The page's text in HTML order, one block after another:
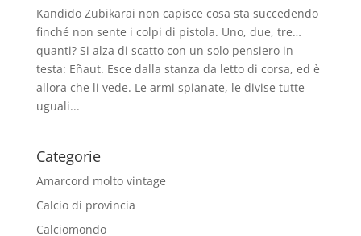
Kandido Zubikarai non capisce cosa sta succedendo
finché non sente i colpi di pistola. Uno, due, tre…
quanti? Si alza di scatto con un solo pensiero in
testa: Eñaut. Esce dalla stanza da letto di corsa, ed è
allora che li vede. Le armi spianate, le divise tutte
uguali...
Categorie
Amarcord molto vintage
Calcio di provincia
Calciomondo